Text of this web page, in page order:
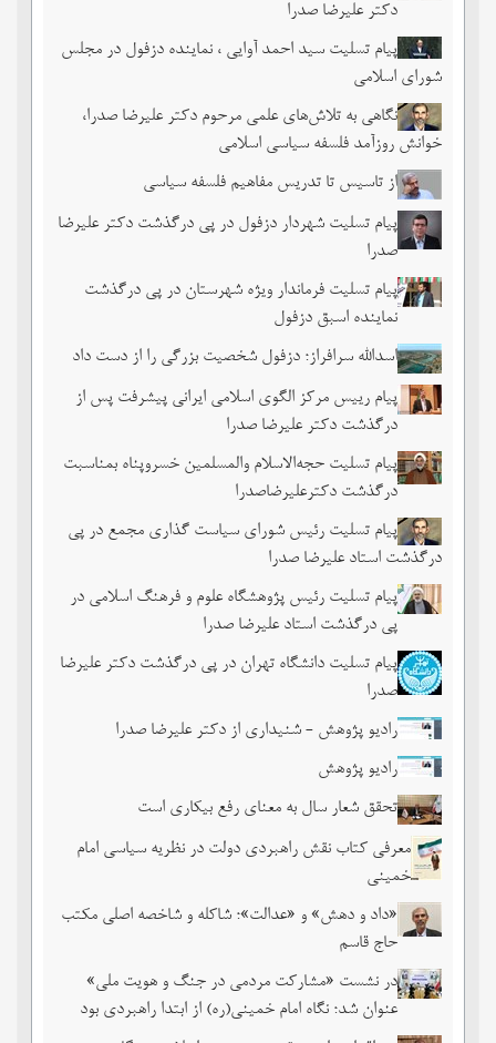
دکتر علیرضا صدرا
پیام تسلیت سید احمد آوایی ، نماینده دزفول در مجلس
شورای اسلامی
نگاهی به تلاش‌های علمی مرحوم دکتر علیرضا صدرا،
خوانش روزآمد فلسفه سیاسی اسلامی
از تاسیس تا تدریس مفاهیم فلسفه سیاسی
پیام تسلیت شهردار دزفول در پی درگذشت دکتر علیرضا
صدرا
پیام تسلیت فرماندار ویژه شهرستان در پی درگذشت
نماینده اسبق دزفول
اسدالله سرافراز؛ دزفول شخصیت بزرگی را از دست داد
پیام رییس مرکز الگوی اسلامی ایرانی پیشرفت پس از
درگذشت دکتر علیرضا صدرا
پیام تسلیت حجه‌الاسلام والمسلمین خسروپناه بمناسبت
درگذشت دکترعلیرضاصدرا
پیام تسلیت رئیس شورای سیاست گذاری مجمع در پی
درگذشت استاد علیرضا صدرا
پیام تسلیت رئیس پژوهشگاه علوم و فرهنگ اسلامی در
پی درگذشت استاد علیرضا صدرا
پیام تسلیت دانشگاه تهران در پی درگذشت دکتر علیرضا
صدرا
رادیو پژوهش - شنیداری از دکتر علیرضا صدرا
رادیو پژوهش
تحقق شعار سال به معنای رفع بیکاری است
معرفی کتاب نقش راهبردی دولت در نظریه سیاسی امام
خمینی
«داد و دهش» و «عدالت»؛ شاکله و شاخصه اصلی مکتب
حاج قاسم
در نشست «مشارکت مردمی در جنگ و هویت ملی»
عنوان شد؛ نگاه امام خمینی(ره) از ابتدا راهبردی بود